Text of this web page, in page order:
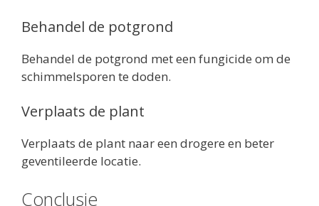
Behandel de potgrond
Behandel de potgrond met een fungicide om de
schimmelsporen te doden.
Verplaats de plant
Verplaats de plant naar een drogere en beter
geventileerde locatie.
Conclusie